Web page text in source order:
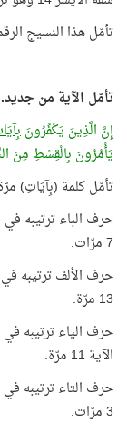
تأمّل هذا النسيج
تأمّل الآية من
إِنَّ الَّذِينَ يَكْفُرُونَ
يَأْمُرُونَ بِالْقِسْطِ مِنَ
تأمّل كلمة (بِآيَاتِ)
7 مرّات.
13 مرّة.
الآية 11 مرّة.
3 مرّات.